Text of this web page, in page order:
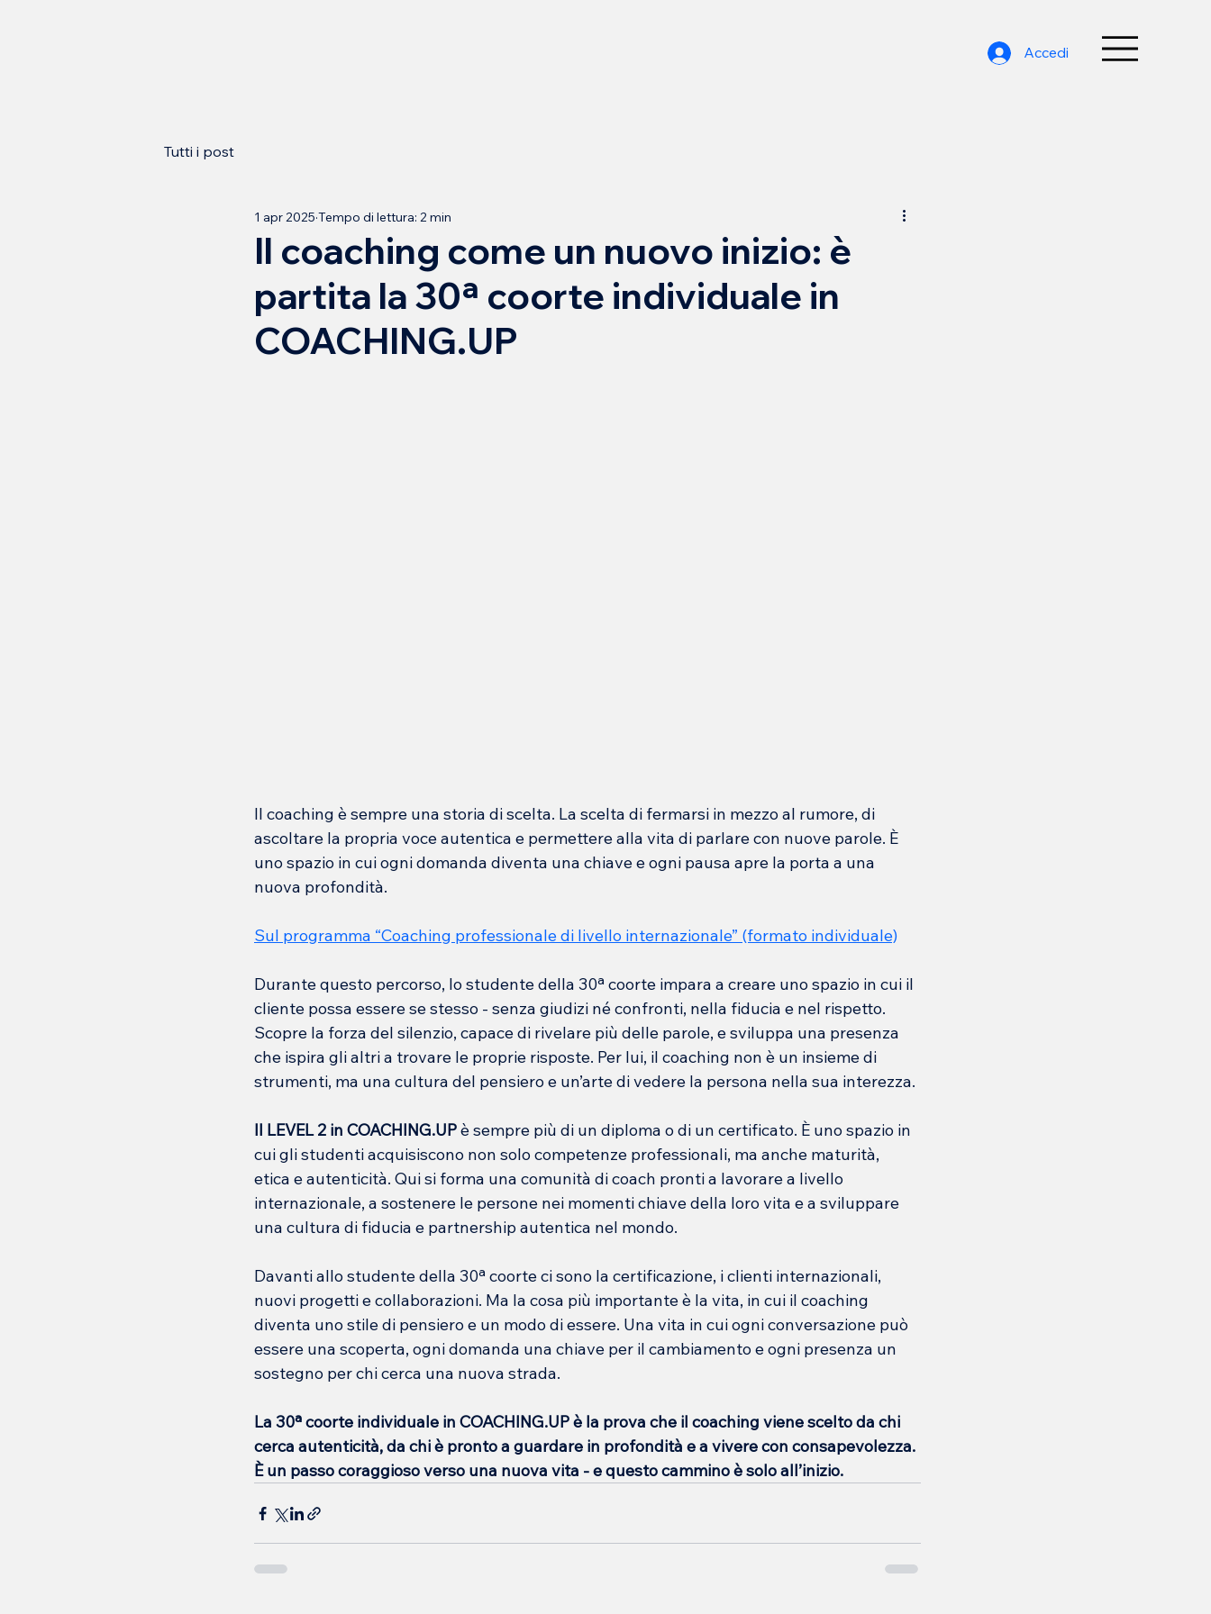
Accedi
Tutti i post
Il coaching come un nuovo inizio: è
partita la 30ª coorte individuale in
COACHING.UP
1 apr 2025 Tempo di lettura: 2 min
Il coaching è sempre una storia di scelta. La scelta di fermarsi in mezzo al rumore, di
ascoltare la propria voce autentica e permettere alla vita di parlare con nuove parole. È
uno spazio in cui ogni domanda diventa una chiave e ogni pausa apre la porta a una
nuova profondità.
Sul programma “Coaching professionale di livello internazionale” (formato individuale)
Durante questo percorso, lo studente della 30ª coorte impara a creare uno spazio in cui il
cliente possa essere se stesso - senza giudizi né confronti, nella fiducia e nel rispetto.
Scopre la forza del silenzio, capace di rivelare più delle parole, e sviluppa una presenza
che ispira gli altri a trovare le proprie risposte. Per lui, il coaching non è un insieme di
strumenti, ma una cultura del pensiero e un’arte di vedere la persona nella sua interezza.
Il LEVEL 2 in COACHING.UP è sempre più di un diploma o di un certificato. È uno spazio in
cui gli studenti acquisiscono non solo competenze professionali, ma anche maturità,
etica e autenticità. Qui si forma una comunità di coach pronti a lavorare a livello
internazionale, a sostenere le persone nei momenti chiave della loro vita e a sviluppare
una cultura di fiducia e partnership autentica nel mondo.
Davanti allo studente della 30ª coorte ci sono la certificazione, i clienti internazionali,
nuovi progetti e collaborazioni. Ma la cosa più importante è la vita, in cui il coaching
diventa uno stile di pensiero e un modo di essere. Una vita in cui ogni conversazione può
essere una scoperta, ogni domanda una chiave per il cambiamento e ogni presenza un
sostegno per chi cerca una nuova strada.
La 30ª coorte individuale in COACHING.UP è la prova che il coaching viene scelto da chi
cerca autenticità, da chi è pronto a guardare in profondità e a vivere con consapevolezza.
È un passo coraggioso verso una nuova vita - e questo cammino è solo all’inizio.